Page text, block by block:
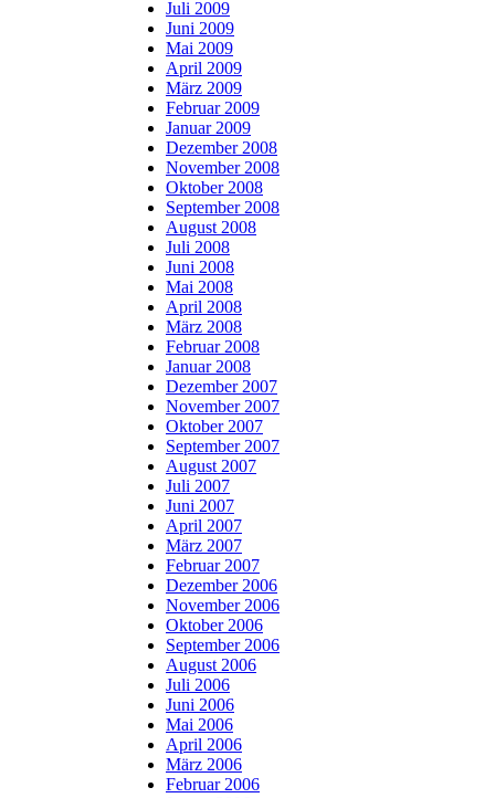
Juli 2009
Juni 2009
Mai 2009
April 2009
März 2009
Februar 2009
Januar 2009
Dezember 2008
November 2008
Oktober 2008
September 2008
August 2008
Juli 2008
Juni 2008
Mai 2008
April 2008
März 2008
Februar 2008
Januar 2008
Dezember 2007
November 2007
Oktober 2007
September 2007
August 2007
Juli 2007
Juni 2007
April 2007
März 2007
Februar 2007
Dezember 2006
November 2006
Oktober 2006
September 2006
August 2006
Juli 2006
Juni 2006
Mai 2006
April 2006
März 2006
Februar 2006